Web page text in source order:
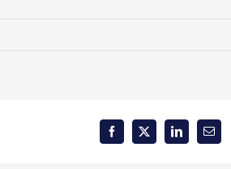
Facebook
X LinkedInEmail